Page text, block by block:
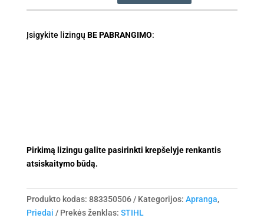
Švarkas
VENT
Įsigykite lizingų BE PABRANGIMO:
Pirkimą lizingu galite pasirinkti krepšelyje renkantis
atsiskaitymo būdą.
Produkto kodas: 883350506 Kategorijos: Apranga,
Priedai
Prekės ženklas: STIHL